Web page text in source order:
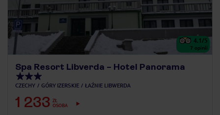
4.1/5
7 opinii
Spa Resort Libverda – Hotel Panorama
CZECHY GÓRY IZERSKIE ŁAŹNIE LIBWERDA
1 233 ZŁ
OSOBA